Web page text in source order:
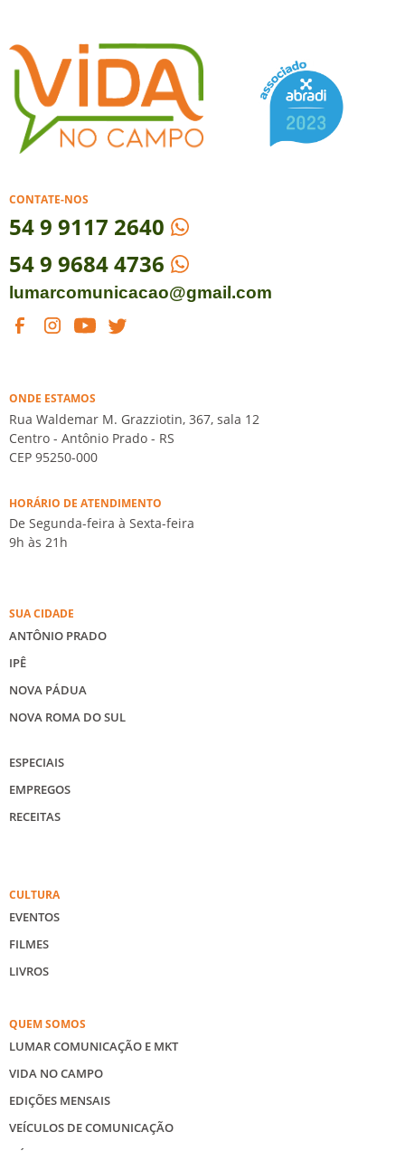
CONTATE-NOS
549 9117 2640
54 9 9684 4736
lumarcomunicacao@gmail.com
ONDE ESTAMOS
Rua Waldemar M. Grazziotin, 367, sala 12
Centro - Antônio Prado - RS
CEP 95250-000
HORÁRIO DE ATENDIMENTO
De Segunda-feira à Sexta-feira
9h às 21h
SUA CIDADE
ANTÔNIO PRADO
IPÊ
NOVA PÁDUA
NOVA ROMA DO SUL
ESPECIAIS
EMPREGOS
RECEITAS
CULTURA
EVENTOS
FILMES
LIVROS
QUEM SOMOS
LUMAR COMUNICAÇÃO E MKT
VIDA NO CAMPO
EDIÇÕES MENSAIS
VEÍCULOS DE COMUNICAÇÃO